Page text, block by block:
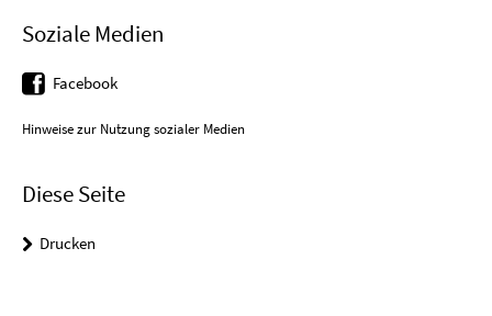
Soziale Medien
Facebook
Hinweise zur Nutzung sozialer Medien
Diese Seite
Drucken